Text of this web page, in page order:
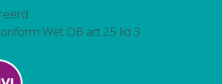
Wet OB art.25 lid 3